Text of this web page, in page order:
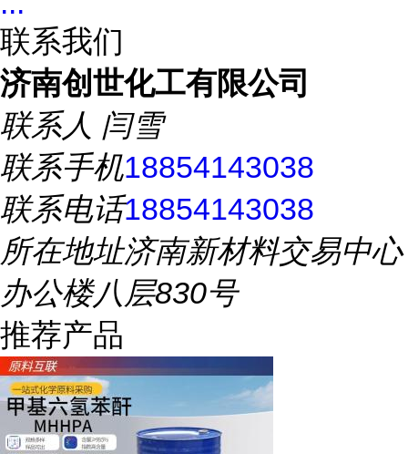
联系我们
济南创世化工有限公司
联系人 闫雪
联系手机18854143038
联系电话18854143038
所在地址济南新材料交易中心
办公楼八层830号
推荐产品